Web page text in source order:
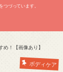
つづっています。
！【画像あり】
ボディケア